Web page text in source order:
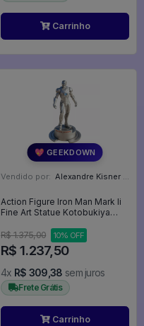
Carrinho
💖 GEEKDOWN
Vendido por: Alexandre Kisner - PR
Action Figure Iron Man Mark Ii
Fine Art Statue Kotobukiya
- Iron Man
R$ 1.375,00 10% OFF
R$ 1.237,50
4x R$ 309,38 sem juros
Frete Grátis
Carrinho